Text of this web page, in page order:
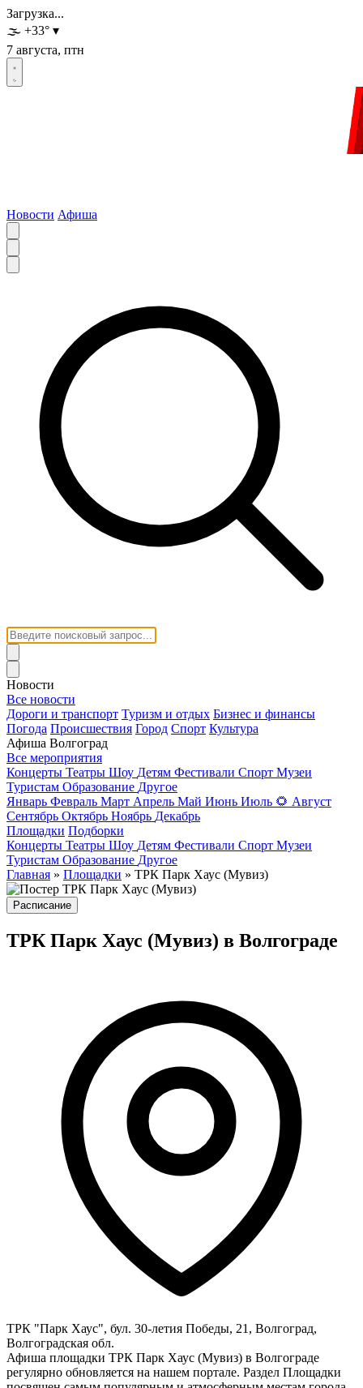
Загрузка...
🌫️ +33° ▾
7 августа, птн
Новости Афиша
Новости
Все новости
Дороги и транспорт Туризм и отдых Бизнес и финансы
Погода Происшествия Город Спорт Культура
Афиша Волгоград
Все мероприятия
Концерты Театры Шоу Детям Фестивали Спорт Музеи
Туристам Образование Другое
Январь Февраль Март Апрель Май Июнь Июль 🌻 Август
Сентябрь Октябрь Ноябрь Декабрь
Площадки Подборки
Концерты Театры Шоу Детям Фестивали Спорт Музеи
Туристам Образование Другое
Главная » Площадки » ТРК Парк Хаус (Мувиз)
Расписание
ТРК Парк Хаус (Мувиз) в Волгограде
ТРК "Парк Хаус", бул. 30-летия Победы, 21, Волгоград,
Волгоградская обл.
Афиша площадки ТРК Парк Хаус (Мувиз) в Волгограде
регулярно обновляется на нашем портале. Раздел Площадки